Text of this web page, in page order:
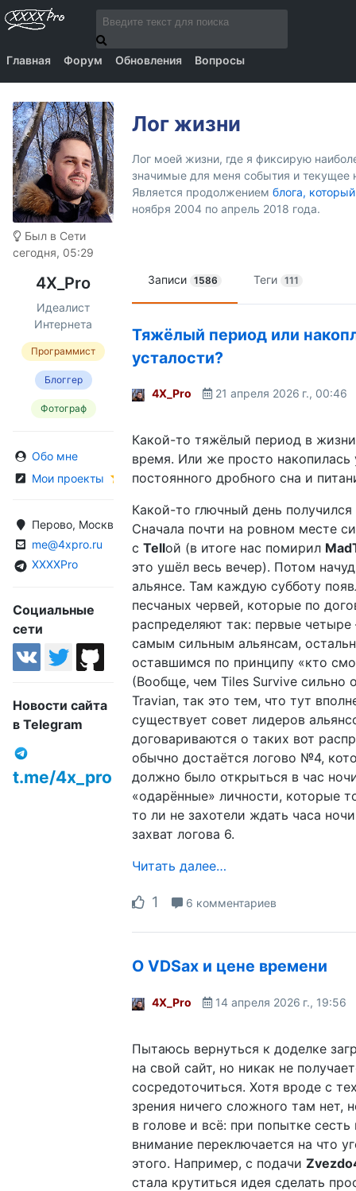
Главная Форум Обновления Вопросы
Был в Сети
сегодня, 05:29
4X_Pro
Идеалист
Интернета
Программист
Блоггер
Фотограф
Обо мне
Мои проекты
Перово, Москва, Россия
me@4xpro.ru
XXXXPro
Социальные
сети
Новости сайта
в Telegram
t.me/4x_pro
Лог жизни
Лог моей жизни, где я фиксирую
значимые для меня события и текущее
Является продолжением блога,
ноября 2004 по апрель 2018 года.
Записи 1586 Теги 111
Тяжёлый период или
усталости?
4X_Pro 21 апреля 2026 г., 00:46
Какой-то тяжёлый период в
время. Или же просто накопилась
постоянного дробного сна и
Какой-то глючный день получился
Сначала почти на ровном месте
с Tellой (в итоге нас помирил
это ушёл весь вечер). Потом
альянсе. Там каждую субботу
песчаных червей, которые по
распределяют так: первые
самым сильным альянсам,
оставшимся по принципу «кто
(Вообще, чем Tiles Survive сильно
Travian, так это тем, что тут
существует совет лидеров
договариваются о таких вот
обычно достаётся логово №4,
должно было открыться в час
«одарённые» личности, которые
то ли не захотели ждать часа
захват логова 6.
Читать далее…
1 6 комментариев
О VDSах и цене времени
4X_Pro 14 апреля 2026 г., 19:56
Пытаюсь вернуться к доделке
на свой сайт, но никак не
сосредоточиться. Хотя вроде с
зрения ничего сложного там нет,
в голове и всё: при попытке сесть
внимание переключается на что
этого. Например, с подачи
стала крутиться идея сделать